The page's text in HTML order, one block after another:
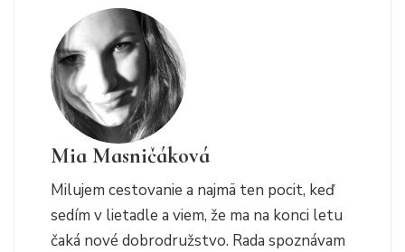
Mia Masničáková
Milujem cestovanie a najmä ten pocit, keď
sedím v lietadle a viem, že ma na konci letu
čaká nové dobrodružstvo. Rada spoznávam